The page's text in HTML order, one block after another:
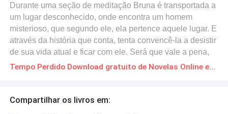
Durante uma seção de meditação Bruna é transportada a
um lugar desconhecido, onde encontra um homem
misterioso, que segundo ele, ela pertence aquele lugar. E
através da história que conta, tenta convencê-la a desistir
de sua vida atual e ficar com ele. Será que vale a pena,
que todas as coisas ditas por ele são reais? Quando o
mágoa. Será que o amor pode vencer qualquer coisa?
Tempo Perdido Download gratuito de Novelas Online em PDF
Compartilhar os livros em: